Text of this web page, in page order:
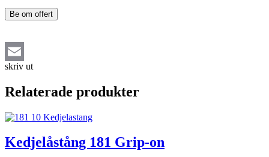
Be om offert
Email
skriv ut
Relaterade produkter
Kedjelåstång 181 Grip-on